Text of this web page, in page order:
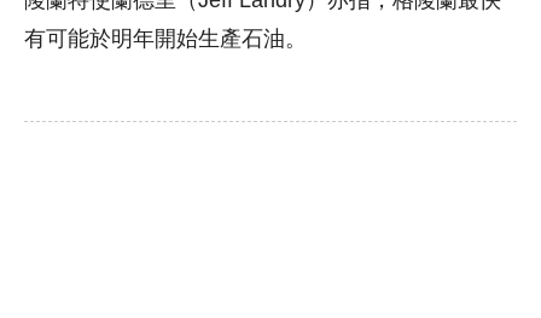
有可能於明年開始生產石油。